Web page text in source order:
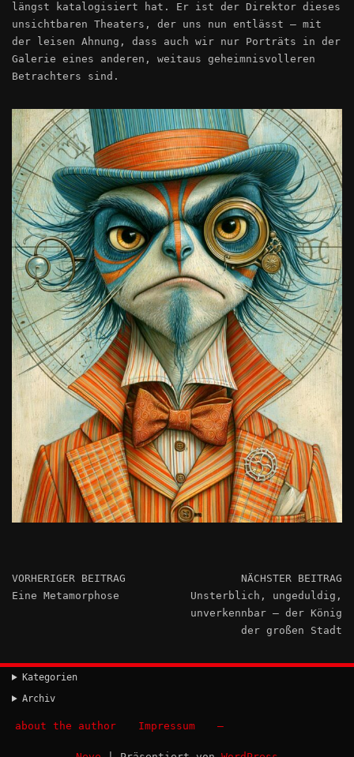
längst katalogisiert hat. Er ist der Direktor dieses
unsichtbaren Theaters, der uns nun entlässt – mit
der leisen Ahnung, dass auch wir nur Porträts in der
Galerie eines anderen, weitaus geheimnisvolleren
Betrachters sind.
VORHERIGER BEITRAG
Eine Metamorphose
NÄCHSTER BEITRAG
Unsterblich, ungeduldig,
unverkennbar – der König
der großen Stadt
Kategorien
Archiv
about the author Impressum –